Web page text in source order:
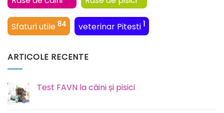
Sfaturi utile 84 veterinar Pitesti 1
ARTICOLE RECENTE
Test FAVN la câini și pisici